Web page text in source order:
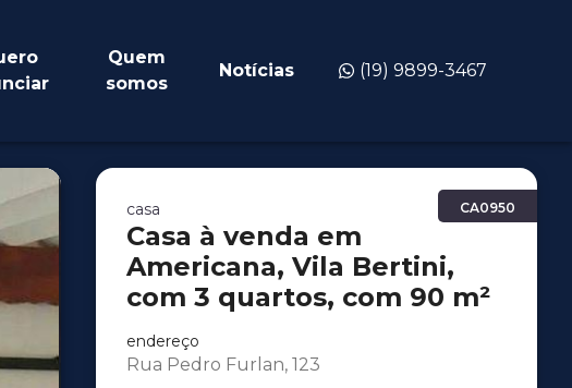
Quem
somos
Notícias (19) 9899-3467
CA0950
casa
Casa à venda em
Americana, Vila Bertini,
com 3 quartos, com 90 m²
endereço
Rua Pedro Furlan, 123